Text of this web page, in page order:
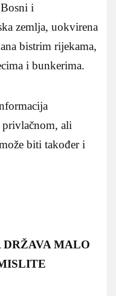
i
zemlja, uokvirena
bistrim rijekama,
i bunkerima.
ali
biti također i
DRŽAVA MALO